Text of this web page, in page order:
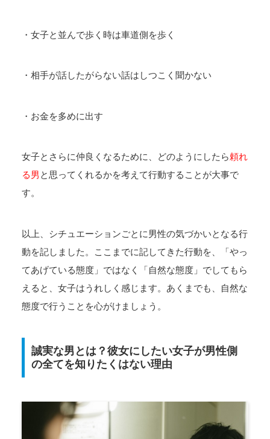
・女子と並んで歩く時は車道側を歩く
・相手が話したがらない話はしつこく聞かない
・お金を多めに出す
女子とさらに仲良くなるために、どのようにしたら頼れ
る男 と思ってくれるかを考えて行動することが大事で
す。
以上、シチュエーションごとに男性の気づかいとなる行
動を記しました。ここまでに記してきた行動を、「やっ
てあげている態度」ではなく「自然な態度」でしてもら
えると、女子はうれしく感じます。あくまでも、自然な
態度で行うことを心がけましょう。
誠実な男とは？彼女にしたい女子が男性側
の全てを知りたくはない理由